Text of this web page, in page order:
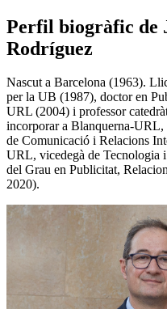
Perfil biogràfic de
Rodríguez
Nascut a Barcelona (1963).
per la UB (1987), doctor en
URL (2004) i professor
incorporar a Blanquerna-URL,
de Comunicació i Relacions
URL, vicedegà de Tecnologia
del Grau en Publicitat,
2020).